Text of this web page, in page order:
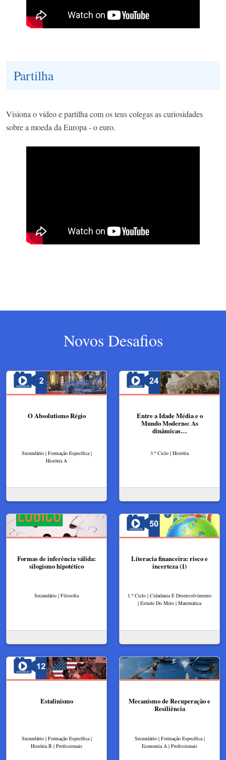
Partilha
Visiona o vídeo e partilha com os teus colegas as curiosidades
sobre a moeda da Europa - o euro.
Novos Desafios
O Absolutismo Régio​
Secundário | Formação Específica |
História A
Entre a Idade Média e o
Mundo Moderno: As
dinâmicas…
3.º Ciclo | História
Formas de inferência válida:
silogismo hipotético
Secundário | Filosofia
Literacia financeira: risco e
incerteza (1)
1.º Ciclo | Cidadania E Desenvolvimento
| Estudo Do Meio | Matemática
Estalinismo
Secundário | Formação Específica |
História B | Profissionais
Mecanismo de Recuperação e
Resiliência
Secundário | Formação Específica |
Economia A | Profissionais